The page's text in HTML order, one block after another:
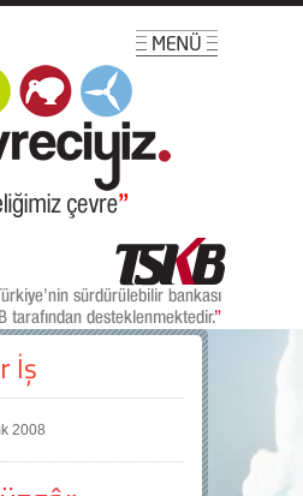
İş
2008